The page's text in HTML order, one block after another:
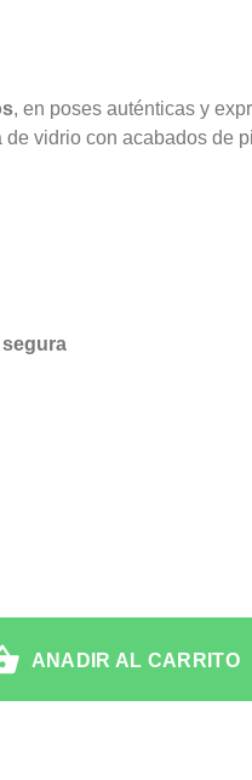
, en poses auténticas y
vidrio con acabados de
segura
ANADIR AL CARRITO